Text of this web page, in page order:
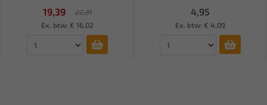
19,39
22,81
Ex. btw: € 16,02
4,95
Ex. btw: € 4,09